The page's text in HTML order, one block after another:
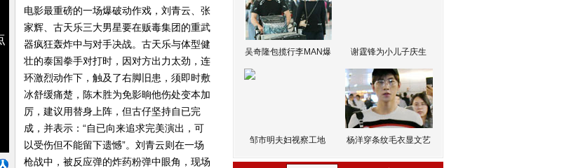
电影最重磅的一场爆破动作戏，刘青云、张
家辉、古天乐三大男星要在贩毒集团的重武
器疯狂轰炸中与对手决战。古天乐与体型健
壮的泰国拳手对打时，因对方出力太劲，连
环激烈动作下，触及了右脚旧患，须即时敷
冰舒缓痛楚，陈木胜为免影晌他伤处变本加
厉，建议用替身上阵，但古仔坚持自已完
成，并表示：“自已向来追求完美演出，可
以受伤但不能留下遗憾”。刘青云则在一场
枪战中，被反应弹的炸药粉弹中眼角，现场
吴奇隆包揽行李MAN爆 谢霆锋为小儿子庆生
邹市明夫妇视察工地 杨洋穿条纹毛衣显文艺